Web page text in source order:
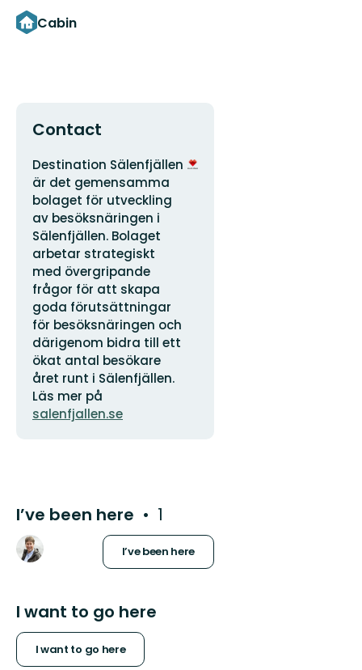
Cabin
Contact
Address
Destination Sälenfjällen
är det gemensamma
bolaget för utveckling
av besöksnäringen i
Sälenfjällen. Bolaget
arbetar strategiskt
med övergripande
frågor för att skapa
goda förutsättningar
för besöksnäringen och
därigenom bidra till ett
ökat antal besökare
året runt i Sälenfjällen.
Läs mer på
salenfjallen.se
Organization
I’ve been here 1
I’ve been here
I want to go here
I want to go here